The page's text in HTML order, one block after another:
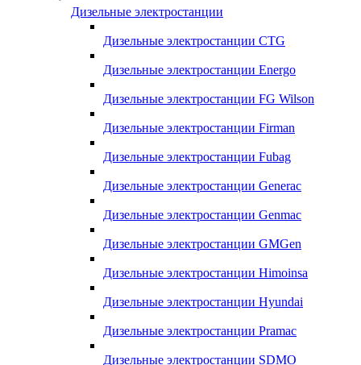
Дизельные электростанции
Дизельные электростанции CTG
Дизельные электростанции Energo
Дизельные электростанции FG Wilson
Дизельные электростанции Firman
Дизельные электростанции Fubag
Дизельные электростанции Generac
Дизельные электростанции Genmac
Дизельные электростанции GMGen
Дизельные электростанции Himoinsa
Дизельные электростанции Hyundai
Дизельные электростанции Pramac
Дизельные электростанции SDMO